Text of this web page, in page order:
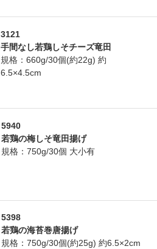
3121
手間なし若鶏しそチーズ竜田
規格：660g/30個(約22g) 約
6.5×4.5cm
5940
若鶏の梅しそ竜田揚げ
規格：750g/30個 大小有
5398
若鶏の海苔巻唐揚げ
規格：750g/30個(約25g) 約6.5×2cm